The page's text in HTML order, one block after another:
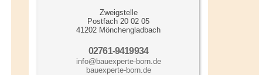
Zweigstelle
Postfach 20 02 05
41202 Mönchengladbach
02761-9419934
info@bauexperte-born.de
bauexperte-born.de